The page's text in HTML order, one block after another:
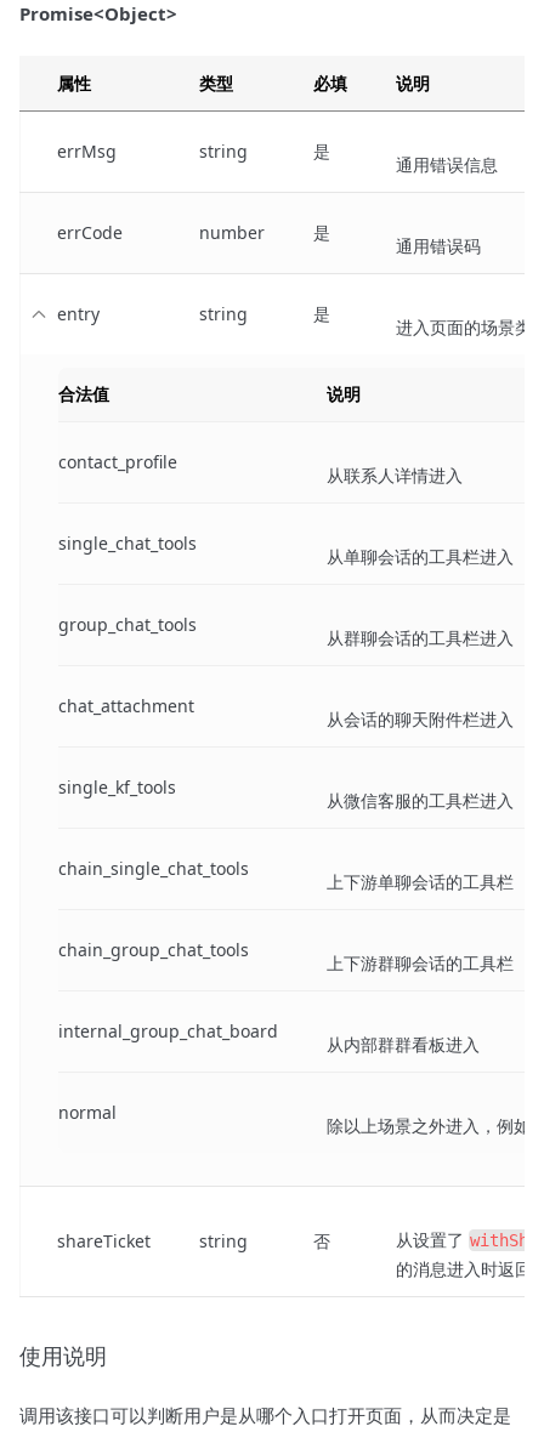
Promise<Object>
属性 类型 必填 说明
errMsg string 是
通用错误信息
errCode number 是
通用错误码
entry string 是
进入页面的场景类
合法值 说明
contact_profile
从联系人详情进入
single_chat_tools
从单聊会话的工具栏进入
group_chat_tools
从群聊会话的工具栏进入
chat_attachment
从会话的聊天附件栏进入
single_kf_tools
从微信客服的工具栏进入
chain_single_chat_tools
上下游单聊会话的工具栏
chain_group_chat_tools
上下游群聊会话的工具栏
internal_group_chat_board
从内部群群看板进入
normal
除以上场景之外进入，例如
shareTicket string 否 从设置了
的消息进入时返回
使用说明
调用该接口可以判断用户是从哪个入口打开页面，从而决定是